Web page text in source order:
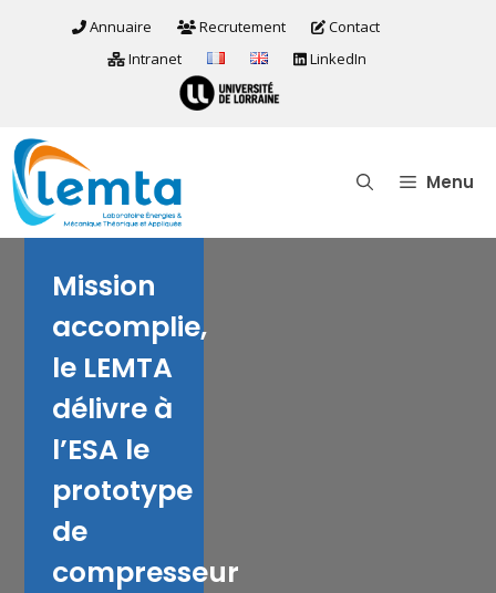
Annuaire Recrutement
Contact
Intranet
LinkedIn
Menu
Mission
accomplie,
le LEMTA
délivre à
l’ESA le
prototype
de
compresseur